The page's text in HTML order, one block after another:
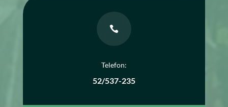

Telefon:
52/537-235